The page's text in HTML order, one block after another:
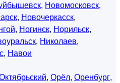
, Новомосковск,
, Новочеркасск,
, Ногинск, Норильск,
, Николаев,
, Навои
, Орёл, Оренбург,